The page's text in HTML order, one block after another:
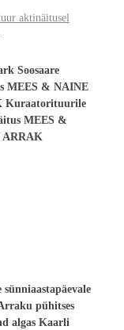
aktinäitusel
Soosaare
MEES & NAINE
Kuraatorituurile
MEES &
ARRAK
pühitses
algas Kaarli